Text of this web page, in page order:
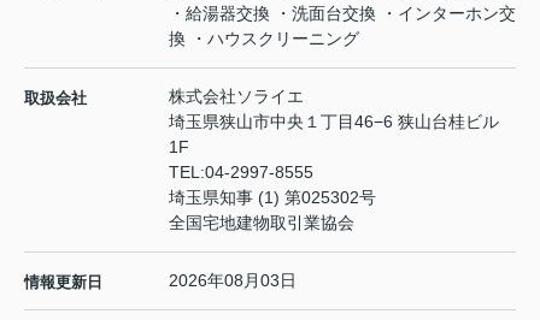
・給湯器交換 ・洗面台交換 ・インターホン交
換 ・ハウスクリーニング
取扱会社
株式会社ソライエ
埼玉県狭山市中央１丁目46−6 狭山台桂ビル
1F
TEL:04-2997-8555
埼玉県知事 (1) 第025302号
全国宅地建物取引業協会
情報更新日 2026年08月03日